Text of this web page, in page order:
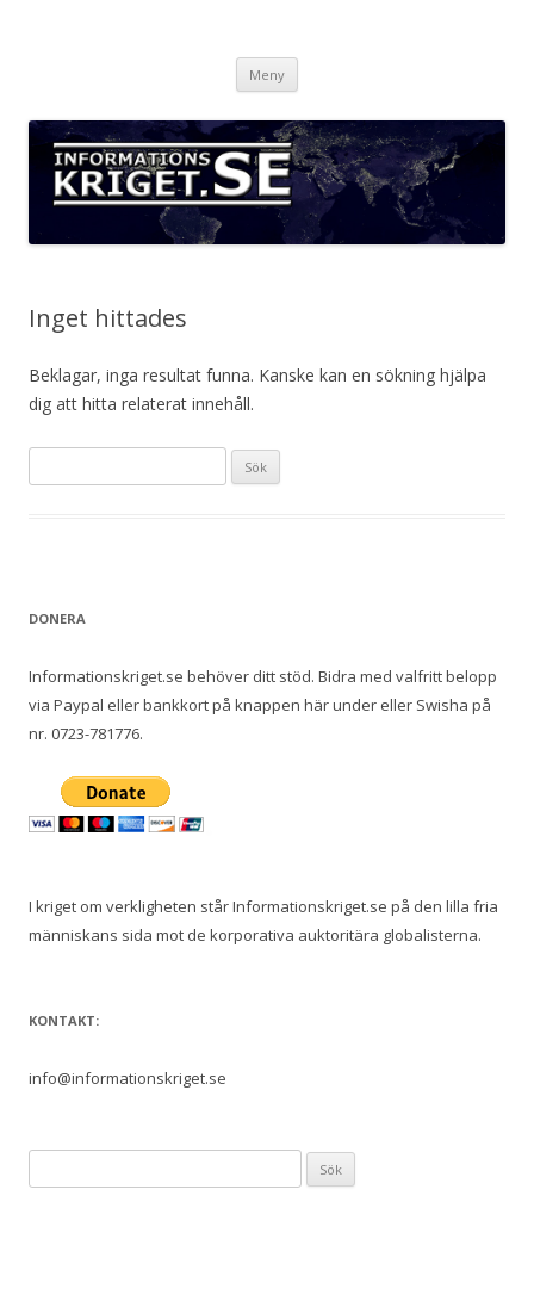
Meny
Inget hittades
Beklagar, inga resultat funna. Kanske kan en sökning hjälpa
dig att hitta relaterat innehåll.
efter:
DONERA
Informationskriget.se behöver ditt stöd. Bidra med valfritt belopp
via Paypal eller bankkort på knappen här under eller Swisha på
nr. 0723-781776.
I kriget om verkligheten står Informationskriget.se på den lilla fria
människans sida mot de korporativa auktoritära globalisterna.
KONTAKT:
info@informationskriget.se
efter: